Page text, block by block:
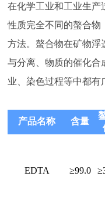
在化学工业和工业生产
性质完全不同的螯合物
方法。螯合物在矿物浮
与分离、物质的催化合
业、染色过程等中都有
产品名称 含量
EDTA ≥99.0